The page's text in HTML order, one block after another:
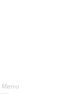
Merino